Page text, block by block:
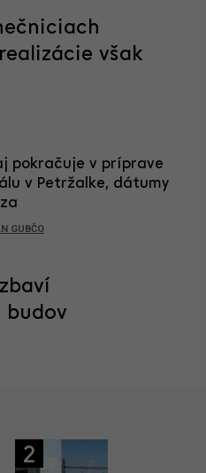
však
pokračuje v príprave
v Petržalke, dátumy
GUBČO
budov
2